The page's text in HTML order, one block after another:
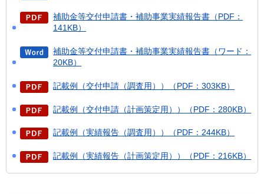
補助金等交付申請書・補助事業実績報告書（PDF：
141KB）
補助金等交付申請書・補助事業実績報告書（ワード：
20KB）
記載例（交付申請（調査用））（PDF：303KB）
記載例（交付申請（計画策定用））（PDF：280KB）
記載例（実績報告（調査用））（PDF：244KB）
記載例（実績報告（計画策定用））（PDF：216KB）